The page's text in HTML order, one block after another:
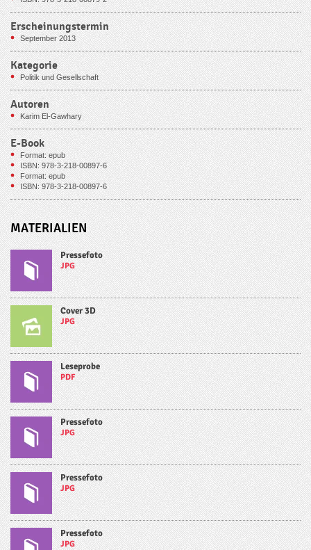
Erscheinungstermin
September 2013
Kategorie
Politik und Gesellschaft
Autoren
Karim El-Gawhary
E-Book
Format: epub
ISBN: 978-3-218-00897-6
Format: epub
ISBN: 978-3-218-00897-6
MATERIALIEN
Pressefoto
JPG
Cover 3D
JPG
Leseprobe
PDF
Pressefoto
JPG
Pressefoto
JPG
Pressefoto
JPG